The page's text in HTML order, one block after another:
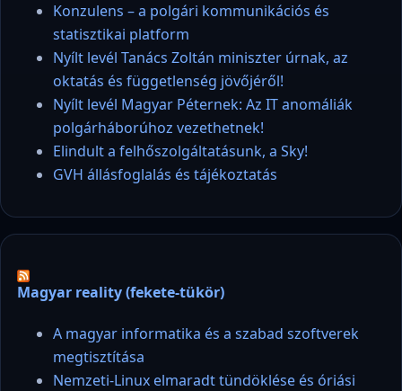
Konzulens – a polgári kommunikációs és
statisztikai platform
Nyílt levél Tanács Zoltán miniszter úrnak, az
oktatás és függetlenség jövőjéről!
Nyílt levél Magyar Péternek: Az IT anomáliák
polgárháborúhoz vezethetnek!
Elindult a felhőszolgáltatásunk, a Sky!
GVH állásfoglalás és tájékoztatás
Magyar reality (fekete-tükör)
A magyar informatika és a szabad szoftverek
megtisztítása
Nemzeti-Linux elmaradt tündöklése és óriási